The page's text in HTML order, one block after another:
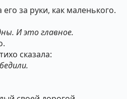
за руки, как маленького.
И это главное.
сказала: